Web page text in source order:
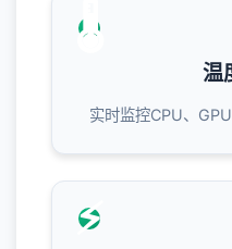
🌡️
温
实时监控CPU、
⚡